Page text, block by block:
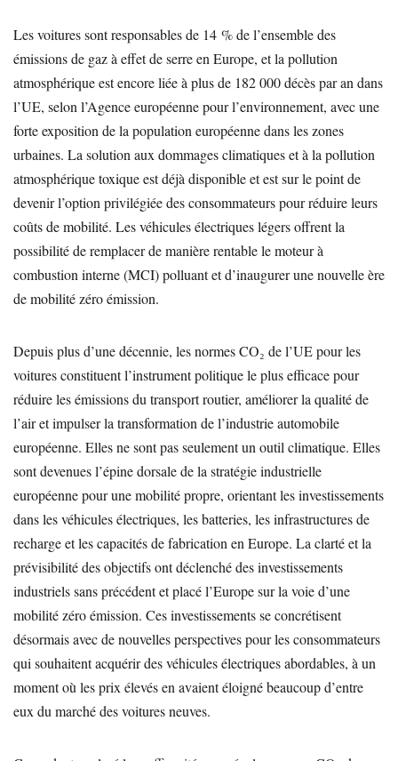
Les voitures sont responsables de 14 % de l’ensemble des
émissions de gaz à effet de serre en Europe, et la pollution
atmosphérique est encore liée à plus de 182 000 décès par an dans
l’UE, selon l’Agence européenne pour l’environnement, avec une
forte exposition de la population européenne dans les zones
urbaines. La solution aux dommages climatiques et à la pollution
atmosphérique toxique est déjà disponible et est sur le point de
devenir l’option privilégiée des consommateurs pour réduire leurs
coûts de mobilité. Les véhicules électriques légers offrent la
possibilité de remplacer de manière rentable le moteur à
combustion interne (MCI) polluant et d’inaugurer une nouvelle ère
de mobilité zéro émission.
Depuis plus d’une décennie, les normes CO₂ de l’UE pour les
voitures constituent l’instrument politique le plus efficace pour
réduire les émissions du transport routier, améliorer la qualité de
l’air et impulser la transformation de l’industrie automobile
européenne. Elles ne sont pas seulement un outil climatique. Elles
sont devenues l’épine dorsale de la stratégie industrielle
européenne pour une mobilité propre, orientant les investissements
dans les véhicules électriques, les batteries, les infrastructures de
recharge et les capacités de fabrication en Europe. La clarté et la
prévisibilité des objectifs ont déclenché des investissements
industriels sans précédent et placé l’Europe sur la voie d’une
mobilité zéro émission. Ces investissements se concrétisent
désormais avec de nouvelles perspectives pour les consommateurs
qui souhaitent acquérir des véhicules électriques abordables, à un
moment où les prix élevés en avaient éloigné beaucoup d’entre
eux du marché des voitures neuves.